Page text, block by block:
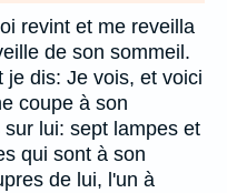
revint et me reveilla
de son sommeil.
je dis: Je vois, et voici
coupe à son
lui: sept lampes et
qui sont à son
de lui, l'un à